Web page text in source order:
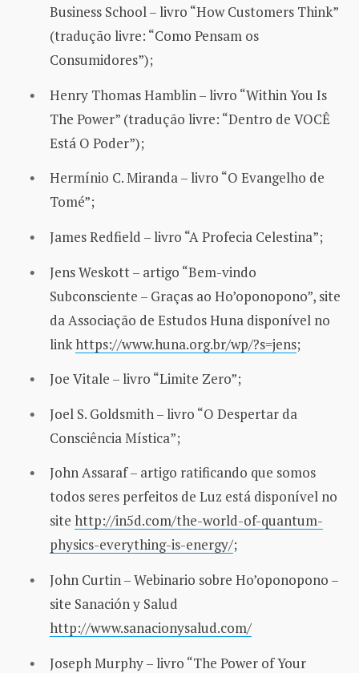
Business School – livro “How Customers Think”
(tradução livre: “Como Pensam os
Consumidores”);
Henry Thomas Hamblin – livro “Within You Is
The Power” (tradução livre: “Dentro de VOCÊ
Está O Poder”);
Hermínio C. Miranda – livro “O Evangelho de
Tomé”;
James Redfield – livro “A Profecia Celestina”;
Jens Weskott – artigo “Bem-vindo
Subconsciente – Graças ao Ho’oponopono”, site
da Associação de Estudos Huna disponível no
linkhttps://www.huna.org.br/wp/?s=jens;
Joe Vitale – livro “Limite Zero”;
Joel S. Goldsmith – livro “O Despertar da
Consciência Mística”;
John Assaraf – artigo ratificando que somos
todos seres perfeitos de Luz está disponível no
site http://in5d.com/the-world-of-quantum-
physics-everything-is-energy/;
John Curtin – Webinario sobre Ho’oponopono –
site Sanación y Salud
http://www.sanacionysalud.com/
Joseph Murphy – livro “The Power of Your